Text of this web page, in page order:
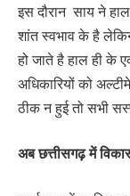
इस दौरान साय ने
शांत स्वभाव के है
हो जाते है हाल ही के
अधिकारियों को
ठीक न हुई तो सभी
अब छत्तीसगढ़ में